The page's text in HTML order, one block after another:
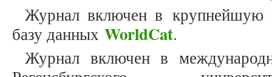
Журнал включен в крупнейшую
базу данных WorldCat.
Журнал включен в